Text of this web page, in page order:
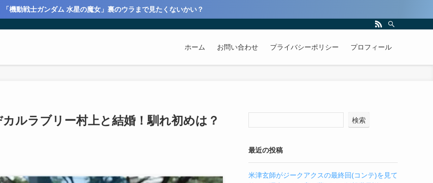
「機動戦士ガンダム 水星の魔女」裏のウラまで見たくないかい？
ホーム お問い合わせ プライバシーポリシー プロフィール
ルラブリー村上と結婚！馴れ初めは？
検索
最近の投稿
米津玄師がジークアクスの最終回(コンテ)を見て